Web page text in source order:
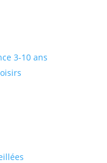
3-10 ans